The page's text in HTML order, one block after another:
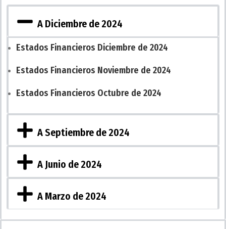
A Diciembre de 2024
Estados Financieros Diciembre de 2024
Estados Financieros Noviembre de 2024
Estados Financieros Octubre de 2024
A Septiembre de 2024
A Junio de 2024
A Marzo de 2024